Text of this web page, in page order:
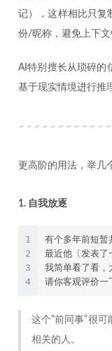
记），这样相比只复
份/昵称，避免上下文
AI特别擅长从琐碎的
基于现实情境进行推
更高阶的用法，举几
1. 自我放逐
1
2
3
4
有个多年前短暂
最近他〔发表
我简单看了看，
请你客观评价一
这个“前同事”很
相关的人。